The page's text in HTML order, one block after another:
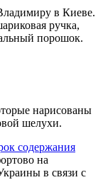
в Киеве.
ручка,
порошок.
нарисованы
шелухи.
содержания
на
в связи с